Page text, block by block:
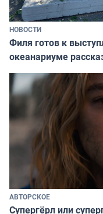
НОВОСТИ
Филя готов к
океанариуме
АВТОРСКОЕ
Супергёрл или